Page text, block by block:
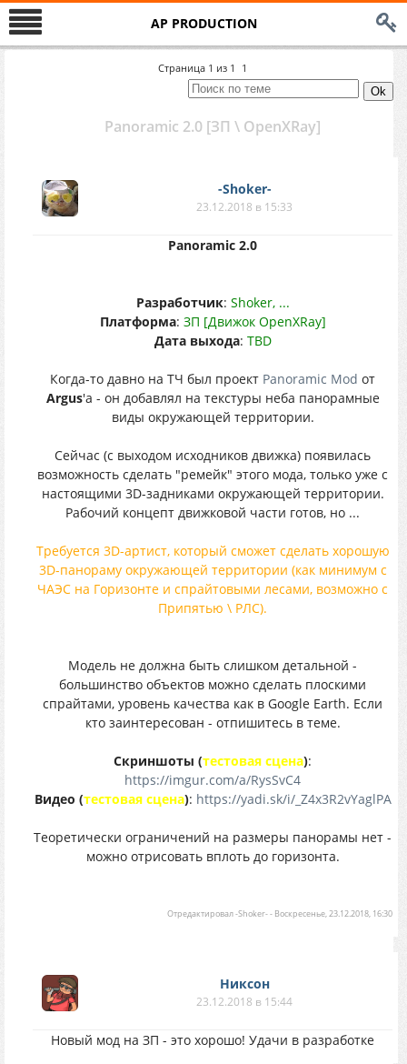
AP PRODUCTION
Страница 1 из 1 1
Panoramic 2.0 [ЗП \ OpenXRay]
-Shoker-
23.12.2018 в 15:33
Panoramic 2.0
Разработчик: Shoker, ...
Платформа: ЗП [Движок OpenXRay]
Дата выхода: TBD
Когда-то давно на ТЧ был проект Panoramic Mod от
Argus'а - он добавлял на текстуры неба панорамные
виды окружающей территории.
Сейчас (с выходом исходников движка) появилась
возможность сделать "ремейк" этого мода, только уже с
настоящими 3D-задниками окружающей территории.
Рабочий концепт движковой части готов, но ...
Требуется 3D-артист, который сможет сделать хорошую
3D-панораму окружающей территории (как минимум с
ЧАЭС на Горизонте и спрайтовыми лесами, возможно с
Припятью \ РЛС).
Модель не должна быть слишком детальной -
большинство объектов можно сделать плоскими
спрайтами, уровень качества как в Google Earth. Если
кто заинтересован - отпишитесь в теме.
Скриншоты (тестовая сцена):
https://imgur.com/a/RysSvC4
Видео (тестовая сцена): https://yadi.sk/i/_Z4x3R2vYaglPA
Теоретически ограничений на размеры панорамы нет -
можно отрисовать вплоть до горизонта.
Отредактировал-Shoker-- Воскресенье, 23.12.2018, 16:30
Никсон
23.12.2018 в 15:44
Новый мод на ЗП - это хорошо! Удачи в разработке